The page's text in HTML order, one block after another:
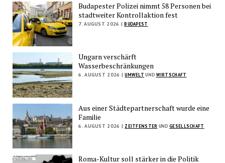
Budapester Polizei nimmt 58 Personen bei
stadtweiter Kontrollaktion fest
7. AUGUST 2026 | BUDAPEST
Ungarn verschärft
Wasserbeschränkungen
6. AUGUST 2026 | UMWELT UND WIRTSCHAFT
Aus einer Städtepartnerschaft wurde eine
Familie
6. AUGUST 2026 | ZEITFENSTER UNDGESELLSCHAFT
Roma-Kultur soll stärker in die Politik